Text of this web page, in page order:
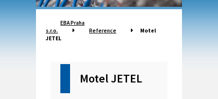
EBA Praha
s.r.o.
Reference
Motel
JETEL
Motel JETEL